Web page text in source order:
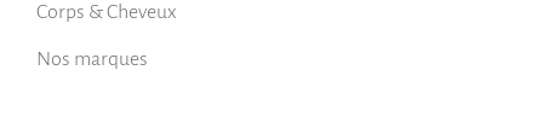
Corps & Cheveux
Nos marques